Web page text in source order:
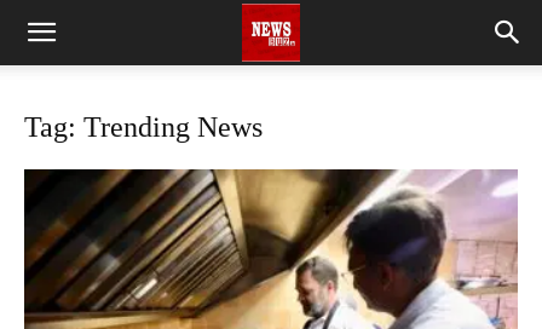
Tag: Trending News